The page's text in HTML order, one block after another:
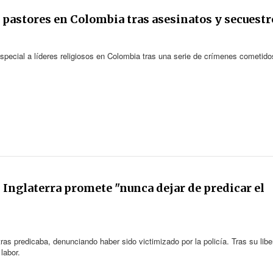
en Colombia tras asesinatos y
a líderes religiosos en Colombia tras una serie de crímenes
promete "nunca dejar de predicar el
predicaba, denunciando haber sido victimizado por la policía. Tras su